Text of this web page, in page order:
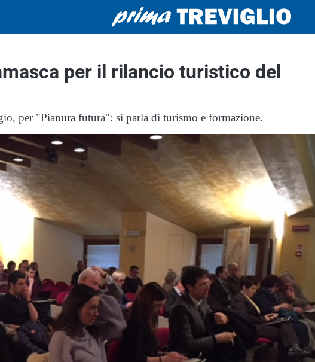
per il rilancio turistico del
per "Pianura futura": si parla di turismo e formazione.